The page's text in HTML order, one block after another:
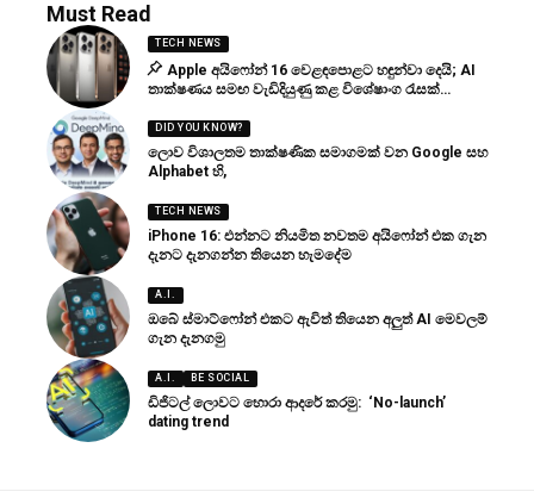
Must Read
TECH NEWS
Apple අයිෆෝන් 16 වෙළඳපොළට හඳුන්වා දෙයි; AI
තාක්ෂණය සමඟ වැඩිදියුණු කළ විශේෂාංග රැසක්…
DID YOU KNOW?
ලොව විශාලතම තාක්ෂණික සමාගමක් වන Google සහ
Alphabet හි,
TECH NEWS
iPhone 16: එන්නට නියමිත නවතම අයිෆෝන් එක ගැන
දැනට දැනගන්න තියෙන හැමදේම
A.I.
ඔබේ ස්මාට්ෆෝන් එකට ඇවිත් තියෙන අලුත් AI මෙවලම්
ගැන දැනගමු
A.I. BE SOCIAL
ඩිජිටල් ලොවට හොරා ආදරේ කරමු: ‘No-launch’
dating trend